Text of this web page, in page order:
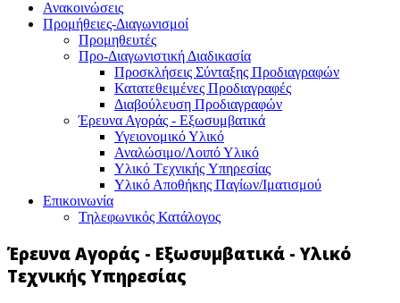
Ανακοινώσεις
Προμήθειες-Διαγωνισμοί
Προμηθευτές
Προ-Διαγωνιστική Διαδικασία
Προσκλήσεις Σύνταξης Προδιαγραφών
Κατατεθειμένες Προδιαγραφές
Διαβούλευση Προδιαγραφών
Έρευνα Αγοράς - Εξωσυμβατικά
Υγειονομικό Υλικό
Αναλώσιμο/Λοιπό Υλικό
Υλικό Tεχνικής Yπηρεσίας
Υλικό Αποθήκης Παγίων/Ιματισμού
Επικοινωνία
Τηλεφωνικός Κατάλογος
Έρευνα Αγοράς - Εξωσυμβατικά - Υλικό
Τεχνικής Υπηρεσίας